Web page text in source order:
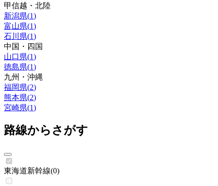
甲信越・北陸
新潟県(1)
富山県(1)
石川県(1)
中国・四国
山口県(1)
徳島県(1)
九州・沖縄
福岡県(2)
熊本県(2)
宮崎県(1)
路線からさがす
東海道新幹線(0)